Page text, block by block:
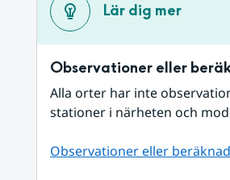
Lär dig mer
Observationer eller
Alla orter har inte
stationer i närheten och
Observationer eller